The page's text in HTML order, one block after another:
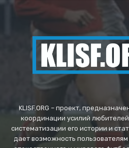
KLISF.ORG – проект,
координации усилий
систематизации его истории и
дает возможность